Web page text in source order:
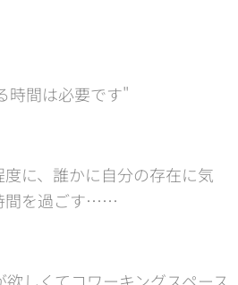
時間は必要です"
に、誰かに自分の存在に気
間を過ごす……